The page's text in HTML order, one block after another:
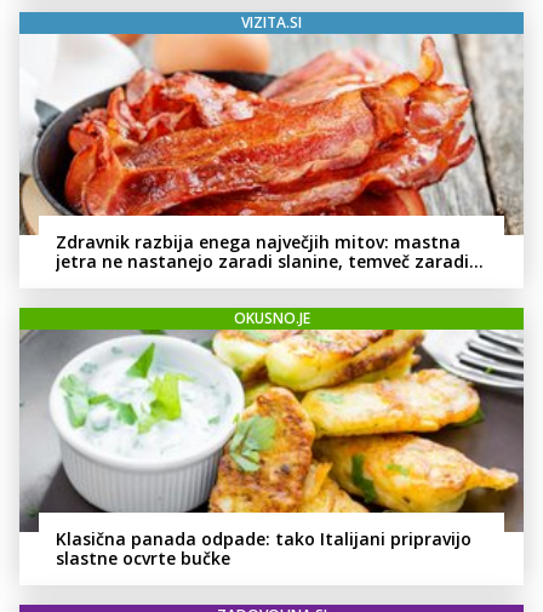
VIZITA.SI
Zdravnik razbija enega največjih mitov: mastna
jetra ne nastanejo zaradi slanine, temveč zaradi
OKUSNO.JE
Klasična panada odpade: tako Italijani pripravijo
slastne ocvrte bučke